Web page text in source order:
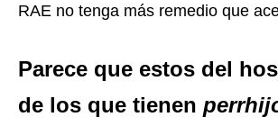
RAE no tenga más remedio que
Parece que estos del
de los que tienen